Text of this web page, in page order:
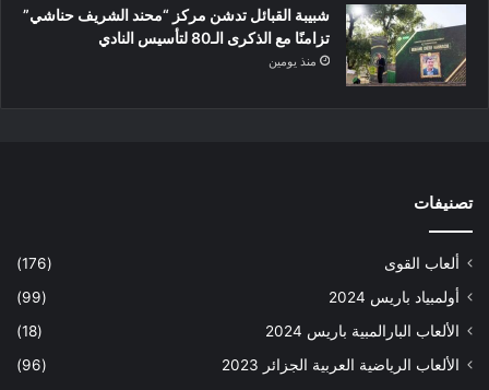
شبيبة القبائل تدشن مركز “محند الشريف حناشي”
تزامنًا مع الذكرى الـ80 لتأسيس النادي
منذ يومين
تصنيفات
ألعاب القوى
(176)
أولمبياد باريس 2024
(99)
الألعاب البارالمبية باريس 2024
(18)
الألعاب الرياضية العربية الجزائر 2023
(96)